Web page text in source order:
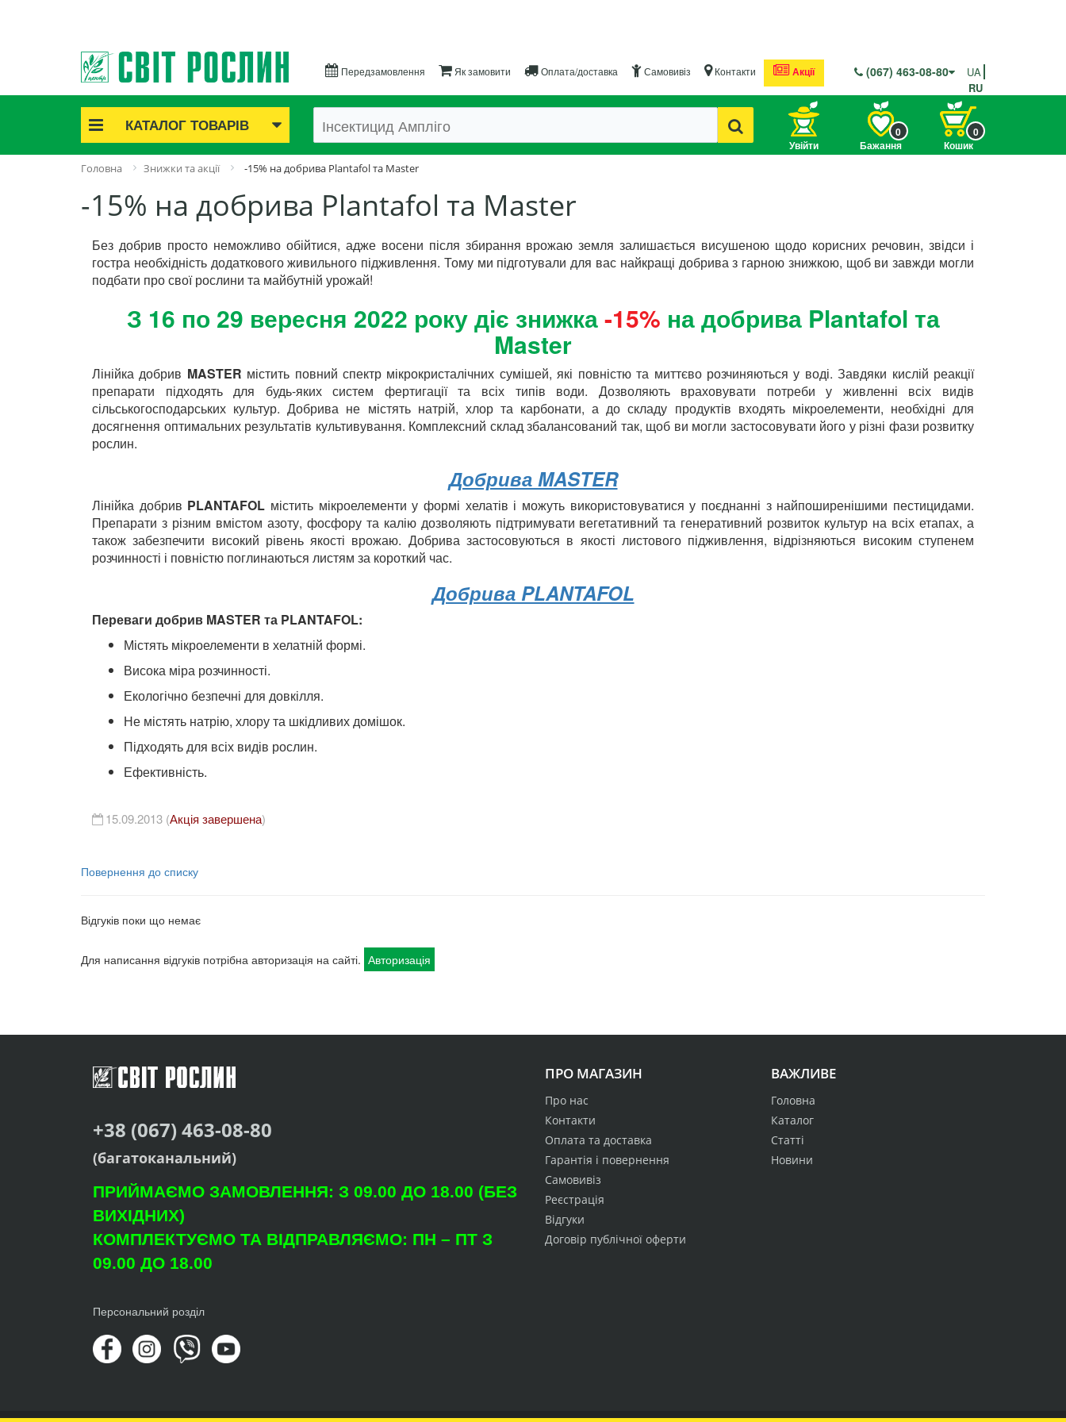
Передзамовлення Як замовити Оплата/доставка Самовивіз Контакти Акції (067) 463-08-80
UA
RU
КАТАЛОГ ТОВАРІВ
Акційні товари
Cаджанці троянд
Саджанці плодово-ягідні
Цибуля та часник
Насіннєва картопля
Насіння і розсада
Засоби захисту рослин
Для кімнатних рослин
Для ландшафтного дизайну
Для поливу
Садові фігури
Міцелій грибів
Товари для дому
Теплиці і покривний матеріал
Увійти Бажання
0
Кошик
0
Головна Знижки та акції -15% на добрива Plantafol та Master
-15% на добрива Plantafol та Master
Без добрив просто неможливо обійтися, адже восени після збирання врожаю земля залишається висушеною щодо корисних речовин, звідси і
гостра необхідність додаткового живильного підживлення. Тому ми підготували для вас найкращі добрива з гарною знижкою, щоб ви завжди могли
подбати про свої рослини та майбутній урожай!
З 16 по 29 вересня 2022 року діє знижка-15% на добрива Plantafol та
Master
Лінійка добрив MASTER містить повний спектр мікрокристалічних сумішей, які повністю та миттєво розчиняються у воді. Завдяки кислій реакції
препарати підходять для будь-яких систем фертигації та всіх типів води. Дозволяють враховувати потреби у живленні всіх видів
сільськогосподарських культур. Добрива не містять натрій, хлор та карбонати, а до складу продуктів входять мікроелементи, необхідні для
досягнення оптимальних результатів культивування. Комплексний склад збалансований так, щоб ви могли застосовувати його у різні фази розвитку
рослин.
Добрива MASTER
Лінійка добрив PLANTAFOL містить мікроелементи у формі хелатів і можуть використовуватися у поєднанні з найпоширенішими пестицидами.
Препарати з різним вмістом азоту, фосфору та калію дозволяють підтримувати вегетативний та генеративний розвиток культур на всіх етапах, а
також забезпечити високий рівень якості врожаю. Добрива застосовуються в якості листового підживлення, відрізняються високим ступенем
розчинності і повністю поглинаються листям за короткий час.
Добрива PLANTAFOL
Переваги добрив MASTER та PLANTAFOL:
Містять мікроелементи в хелатній формі.
Висока міра розчинності.
Екологічно безпечні для довкілля.
Не містять натрію, хлору та шкідливих домішок.
Підходять для всіх видів рослин.
Ефективність.
15.09.2013 (Акція завершена)
Повернення до списку
Відгуків поки що немає
Для написання відгуків потрібна авторизація на сайті. Авторизація
ПРО МАГАЗИН
Про нас
Контакти
Оплата та доставка
Гарантія і повернення
Самовивіз
Реєстрація
Відгуки
Договір публічної оферти
ВАЖЛИВЕ
Головна
Каталог
Статті
Новини
+38 (067) 463-08-80
(багатоканальний)
ПРИЙМАЄМО ЗАМОВЛЕННЯ: З 09.00 ДО 18.00 (БЕЗ
ВИХІДНИХ)
КОМПЛЕКТУЄМО ТА ВІДПРАВЛЯЄМО: ПН – ПТ З
09.00 ДО 18.00
Персональний розділ